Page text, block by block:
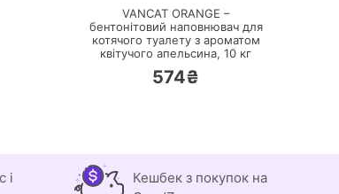
VANCAT ORANGE –
бентонітовий наповнювач для
котячого туалету з ароматом
квітучого апельсина, 10 кг
574₴
і
Кешбек з покупок на